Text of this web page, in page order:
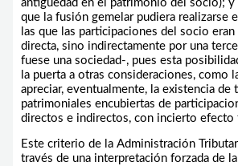
antigüedad en el patrimonio del socio);
que la fusión gemelar pudiera realizarse
las que las participaciones del socio
directa, sino indirectamente por una
fuese una sociedad-, pues esta
la puerta a otras consideraciones, como
apreciar, eventualmente, la existencia de
patrimoniales encubiertas de
directos e indirectos, con incierto efecto
Este criterio de la Administración
través de una interpretación forzada de